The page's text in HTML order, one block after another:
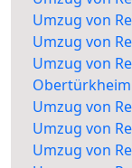
Umzug von
Umzug von
Umzug von
Obertürkheim
Umzug von
Umzug von
Umzug von